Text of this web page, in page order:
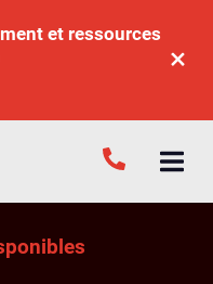
et ressources